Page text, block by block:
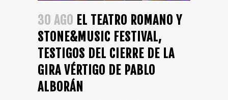
30 AGO EL TEATRO ROMANO Y
STONE&MUSIC FESTIVAL,
TESTIGOS DEL CIERRE DE LA
GIRA VÉRTIGO DE PABLO
ALBORÁN